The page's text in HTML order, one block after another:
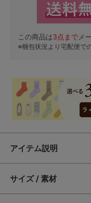
この商品は3点まで メ
※梱包状況より宅配便で
アイテム説明
サイズ / 素材